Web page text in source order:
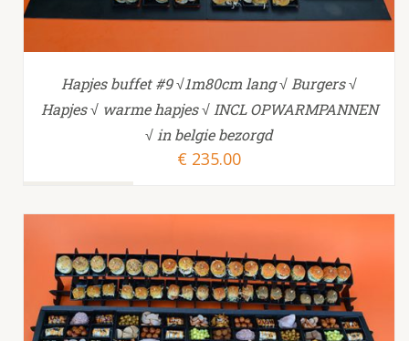
Hapjes buffet #9 √1m80cm lang √ Burgers √
Hapjes √ warme hapjes √ INCL OPWARMPANNEN
√ in belgie bezorgd
€ 235.00
TOEVOEGEN AAN WINKELWAGEN /